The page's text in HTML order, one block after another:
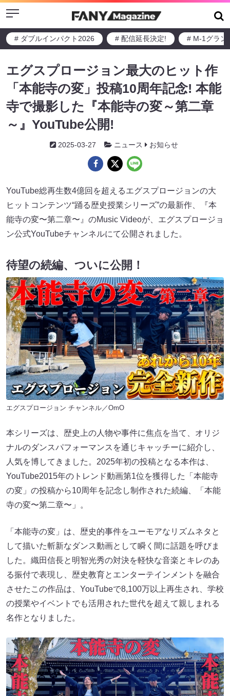
Menu
# ダブルインパクト2026 # 配信延長決定! # M-1グラン
エグスプロージョン最大のヒット作
「本能寺の変」投稿10周年記念! 本能
寺で撮影した『本能寺の変～第二章
～』YouTube公開!
2025-03-27 ニュース お知らせ
YouTube総再生数4億回を超えるエグスプロージョンの大
ヒットコンテンツ“踊る歴史授業シリーズ”の最新作、『本
能寺の変〜第二章〜』のMusic Videoが、エグスプロージョ
ン公式YouTubeチャンネルにて公開されました。
待望の続編、ついに公開！
エグスプロージョン チャンネル／OmO
本シリーズは、歴史上の人物や事件に焦点を当て、オリジ
ナルのダンスパフォーマンスを通じキャッチーに紹介し、
人気を博してきました。2025年初の投稿となる本作は、
YouTube2015年のトレンド動画第1位を獲得した「本能寺
の変」の投稿から10周年を記念し制作された続編、「本能
寺の変〜第二章〜」。
「本能寺の変」は、歴史的事件をユーモアなリズムネタと
して描いた斬新なダンス動画として瞬く間に話題を呼びま
した。織田信長と明智光秀の対決を軽快な音楽とキレのあ
る振付で表現し、歴史教育とエンターテインメントを融合
させたこの作品は、YouTubeで8,100万以上再生され、学校
の授業やイベントでも活用された世代を超えて親しまれる
名作となりました。